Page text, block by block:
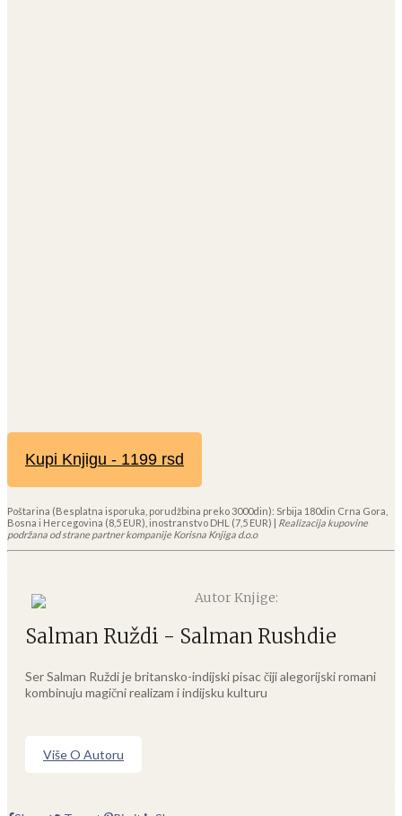
Kupi Knjigu - 1199 rsd
Poštarina (Besplatna isporuka, porudžbina preko 3000din): Srbija 180din Crna Gora,
Bosna i Hercegovina (8,5 EUR), inostranstvo DHL (7,5 EUR) | Realizacija kupovine
podržana od strane partner kompanije Korisna Knjiga d.o.o
Autor Knjige:
Salman Ruždi - Salman Rushdie
Ser Salman Ruždi je britansko-indijski pisac čiji alegorijski romani
kombinuju magični realizam i indijsku kulturu
Više O Autoru